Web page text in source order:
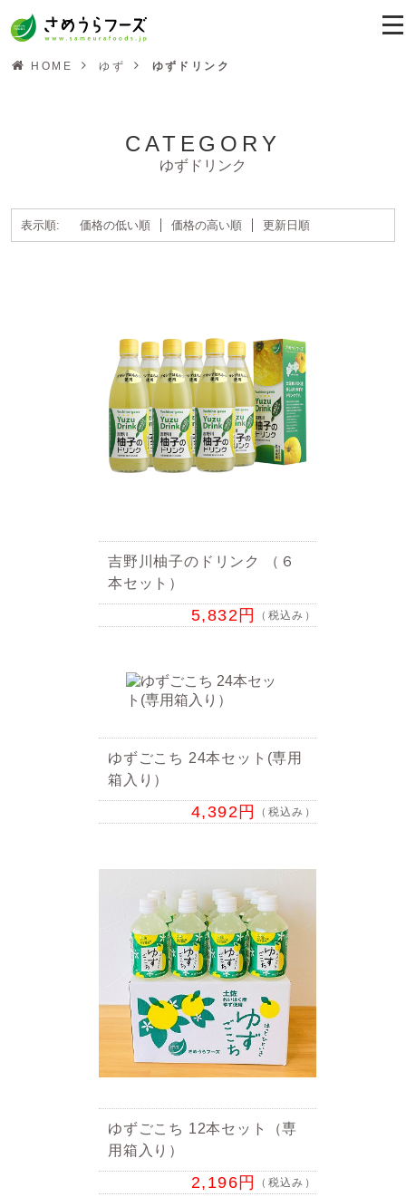
HOME ゆず ゆずドリンク
CATEGORY
ゆずドリンク
表示順: 価格の低い順 価格の高い順 更新日順
吉野川柚子のドリンク （６
本セット）
5,832円 （税込み）
ゆずごこち 24本セット(専用
箱入り）
4,392円 （税込み）
ゆずごこち 12本セット（専
用箱入り）
2,196円 （税込み）